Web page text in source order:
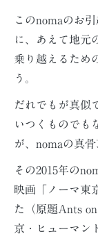
このnomaのお
に、あえて地元
乗り越えるため
う。
だれでもが真似
いつくものでも
が、nomaの真
その2015年の
映画「ノーマ東
た（原題Ants
京・ヒューマン